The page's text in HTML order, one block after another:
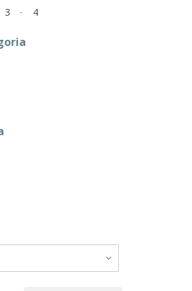
Minimum Price
-
Maximum Price